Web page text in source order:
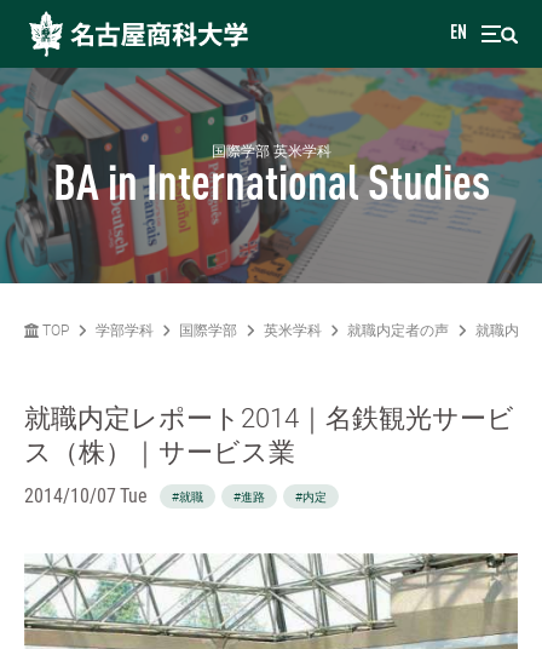
EN
国際学部 英米学科
BA in International Studies
TOP 学部学科 国際学部 英米学科 就職内定者の声 就職内定
就職内定レポート2014｜名鉄観光サービ
ス（株）｜サービス業
2014/10/07 Tue #就職 #進路 #内定